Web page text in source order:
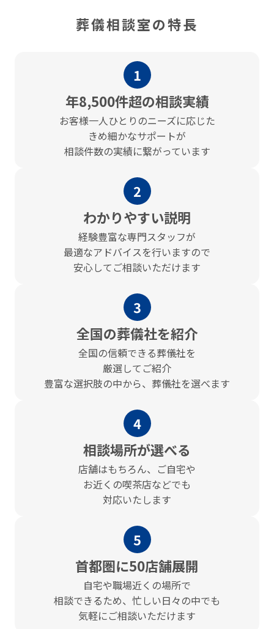
葬儀相談室の特長
1
年8,500件超の相談実績
お客様⼀⼈ひとりのニーズに応じた
きめ細かなサポートが
相談件数の実績に繋がっています
2
わかりやすい説明
経験豊富な専門スタッフが
最適なアドバイスを⾏いますので
安心してご相談いただけます
3
全国の葬儀社を紹介
全国の信頼できる葬儀社を
厳選してご紹介
豊富な選択肢の中から、葬儀社を選べます
4
相談場所が選べる
店舗はもちろん、ご⾃宅や
お近くの喫茶店などでも
対応いたします
5
⾸都圏に50店舗展開
⾃宅や職場近くの場所で
相談できるため、忙しい⽇々の中でも
気軽にご相談いただけます